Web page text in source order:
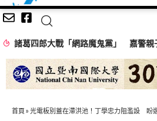
諸葛四郎大戰「網路魔鬼黨」 嘉警親
首頁 » 光電板別蓋在滯洪池！丁學忠力阻濫設 盼